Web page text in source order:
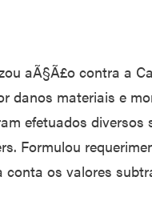
aÃ§Ã£o contra a
danos materiais e
efetuados
Formulou
conta os valores